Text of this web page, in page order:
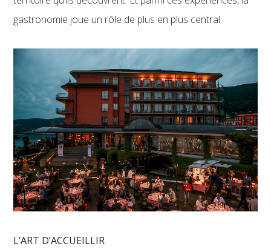
gastronomie joue un rôle de plus en plus central.
L’ART D’ACCUEILLIR